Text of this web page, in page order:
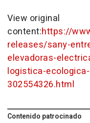
View original
content:https://
releases/sany-
elevadoras-
logistica-
302554326.html
Contenido patrocinado